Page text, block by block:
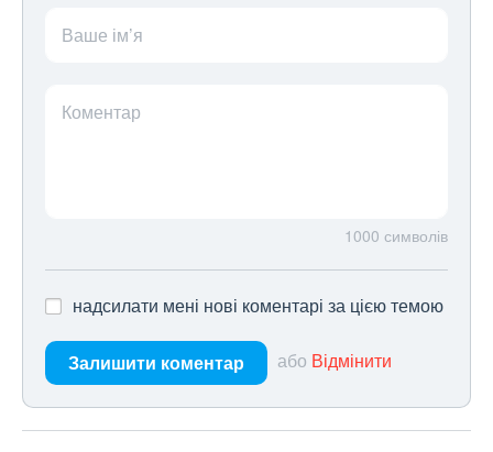
Ваше ім’я
Коментар
1000 символів
надсилати мені нові коментарі за цією темою
Залишити коментар або Відмінити